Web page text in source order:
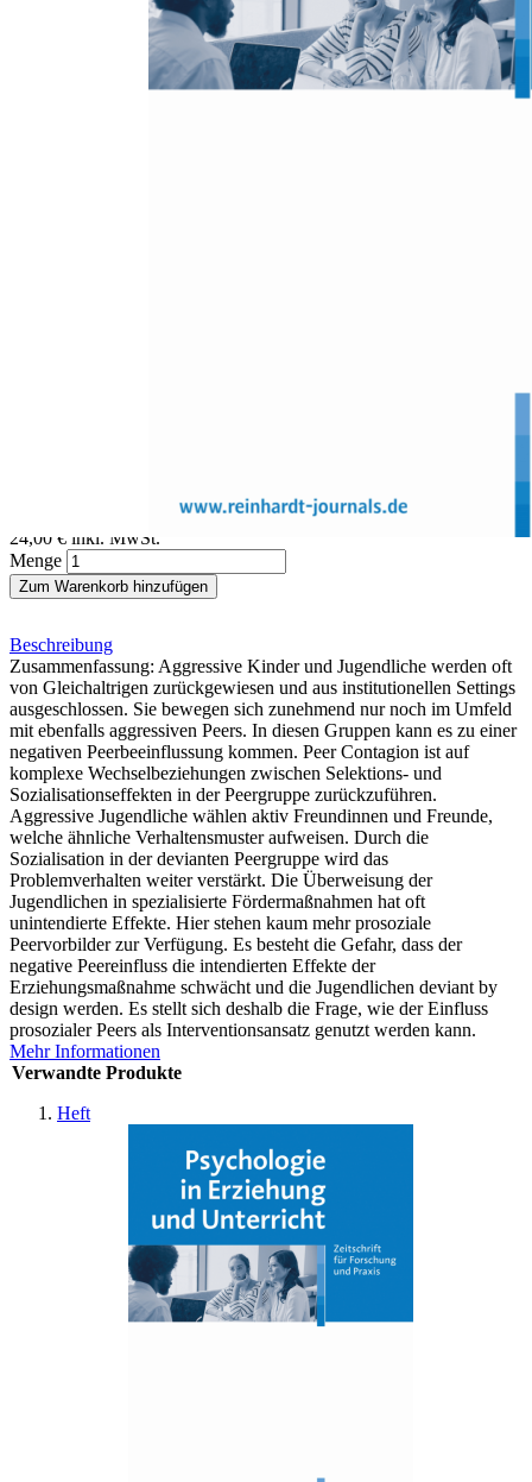
24,00 € inkl. MwSt.
Menge
Zum Warenkorb hinzufügen
Beschreibung
Zusammenfassung: Aggressive Kinder und Jugendliche werden oft
von Gleichaltrigen zurückgewiesen und aus institutionellen Settings
ausgeschlossen. Sie bewegen sich zunehmend nur noch im Umfeld
mit ebenfalls aggressiven Peers. In diesen Gruppen kann es zu einer
negativen Peerbeeinflussung kommen. Peer Contagion ist auf
komplexe Wechselbeziehungen zwischen Selektions- und
Sozialisationseffekten in der Peergruppe zurückzuführen.
Aggressive Jugendliche wählen aktiv Freundinnen und Freunde,
welche ähnliche Verhaltensmuster aufweisen. Durch die
Sozialisation in der devianten Peergruppe wird das
Problemverhalten weiter verstärkt. Die Überweisung der
Jugendlichen in spezialisierte Fördermaßnahmen hat oft
unintendierte Effekte. Hier stehen kaum mehr prosoziale
Peervorbilder zur Verfügung. Es besteht die Gefahr, dass der
negative Peereinfluss die intendierten Effekte der
Erziehungsmaßnahme schwächt und die Jugendlichen deviant by
design werden. Es stellt sich deshalb die Frage, wie der Einfluss
prosozialer Peers als Interventionsansatz genutzt werden kann.
Mehr Informationen
Verwandte Produkte
Heft